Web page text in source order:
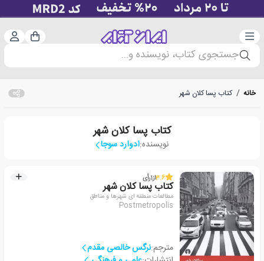
دسته‌بندی سبد
جستجوی کتاب، نویسنده و...
خانه / کتاب پسا کلان شهر
کتاب پسا کلان شهر
نویسنده:ادوارد سوجا
3.6از1رأی
کتاب پسا کلان شهر
مطالعات منطقه ای شهرها و مناطق
Postmetropolis
مترجم:نرگس خالصی مقدم